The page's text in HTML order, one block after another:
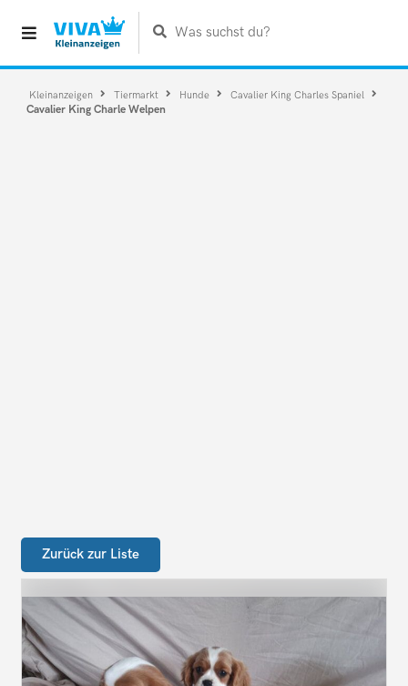
Was suchst du?
Kleinanzeigen Tiermarkt Hunde Cavalier King Charles Spaniel
Cavalier King Charle Welpen
Zurück zur Liste